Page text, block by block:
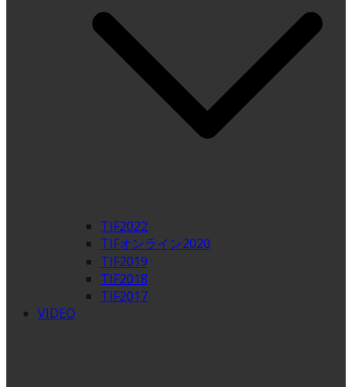
TIF2022
TIFオンライン2020
TIF2019
TIF2018
TIF2017
VIDEO